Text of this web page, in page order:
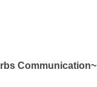
Communication~